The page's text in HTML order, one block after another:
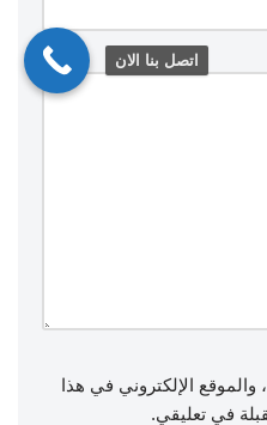
الإلكتروني في هذا
في تعليقي.
اتصل بنا الان